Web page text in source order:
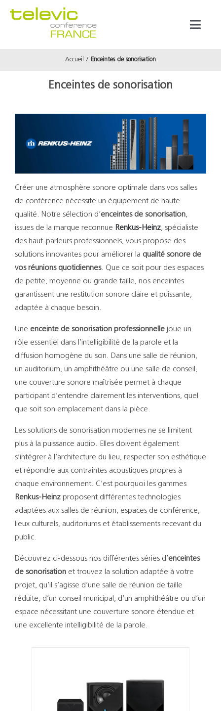
À propos
Support
Accueil Enceintes de sonorisation
Enceintes de sonorisation
Créer une atmosphère sonore optimale dans vos salles
de conférence nécessite un équipement de haute
qualité. Notre sélection d’enceintes de sonorisation,
issues de la marque reconnue Renkus-Heinz, spécialiste
des haut-parleurs professionnels, vous propose des
solutions innovantes pour améliorer la qualité sonore de
vos réunions quotidiennes. Que ce soit pour des espaces
de petite, moyenne ou grande taille, nos enceintes
garantissent une restitution sonore claire et puissante,
adaptée à chaque besoin.
Une enceinte de sonorisation professionnelle joue un
rôle essentiel dans l’intelligibilité de la parole et la
diffusion homogène du son. Dans une salle de réunion,
un auditorium, un amphithéâtre ou une salle de conseil,
une couverture sonore maîtrisée permet à chaque
participant d’entendre clairement les interventions, quel
que soit son emplacement dans la pièce.
Les solutions de sonorisation modernes ne se limitent
plus à la puissance audio. Elles doivent également
s’intégrer à l’architecture du lieu, respecter son esthétique
et répondre aux contraintes acoustiques propres à
chaque environnement. C’est pourquoi les gammes
Renkus-Heinz proposent différentes technologies
adaptées aux salles de réunion, espaces de conférence,
lieux culturels, auditoriums et établissements recevant du
public.
Découvrez ci-dessous nos différentes séries d’enceintes
de sonorisation et trouvez la solution adaptée à votre
projet, qu’il s’agisse d’une salle de réunion de taille
réduite, d’un conseil municipal, d’un amphithéâtre ou d’un
espace nécessitant une couverture sonore étendue et
une excellente intelligibilité de la parole.